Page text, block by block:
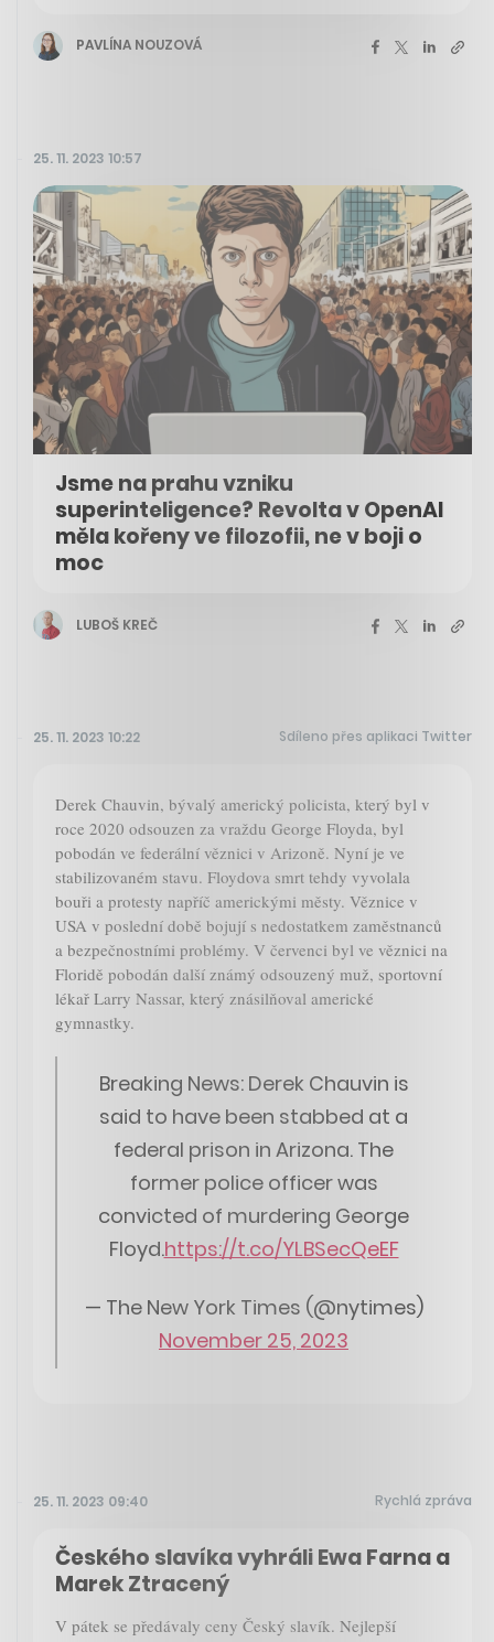
PAVLÍNA NOUZOVÁ
25. 11. 2023 10:57
Jsme na prahu vzniku
superinteligence? Revolta v OpenAI
měla kořeny ve filozofii, ne v boji o
moc
LUBOŠ KREČ
25. 11. 2023 10:22 Sdíleno přes aplikaci Twitter
Derek Chauvin, bývalý americký policista, který byl v
roce 2020 odsouzen za vraždu George Floyda, byl
pobodán ve federální věznici v Arizoně. Nyní je ve
stabilizovaném stavu. Floydova smrt tehdy vyvolala
bouři a protesty napříč americkými městy. Věznice v
USA v poslední době bojují s nedostatkem zaměstnanců
a bezpečnostními problémy. V červenci byl ve věznici na
Floridě pobodán další známý odsouzený muž, sportovní
lékař Larry Nassar, který znásilňoval americké
gymnastky.
Breaking News: Derek Chauvin is
said to have been stabbed at a
federal prison in Arizona. The
former police officer was
convicted of murdering George
Floyd.https://t.co/YLBSecQeEF
— The New York Times (@nytimes)
November 25, 2023
25. 11. 2023 09:40 Rychlá zpráva
Českého slavíka vyhráli Ewa Farna a
Marek Ztracený
V pátek se předávaly ceny Český slavík. Nejlepší